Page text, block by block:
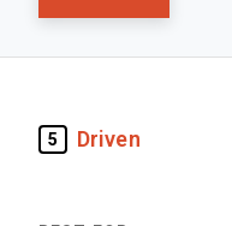
5 Driven